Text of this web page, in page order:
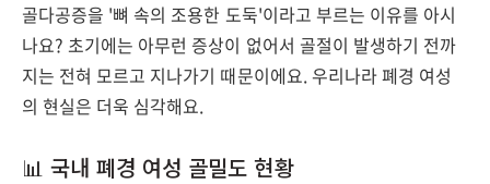
골다공증을 '뼈 속의 조용한 도둑'이라고 부르는 이유를 아시
나요? 초기에는 아무런 증상이 없어서 골절이 발생하기 전까
지는 전혀 모르고 지나가기 때문이에요. 우리나라 폐경 여성
의 현실은 더욱 심각해요.
📊 국내 폐경 여성 골밀도 현황